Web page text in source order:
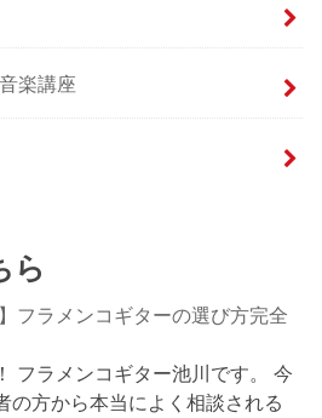
楽講座
ら
フラメンコギターの選び方完全
フラメンコギター池川です。 今
の方から本当によく相談される